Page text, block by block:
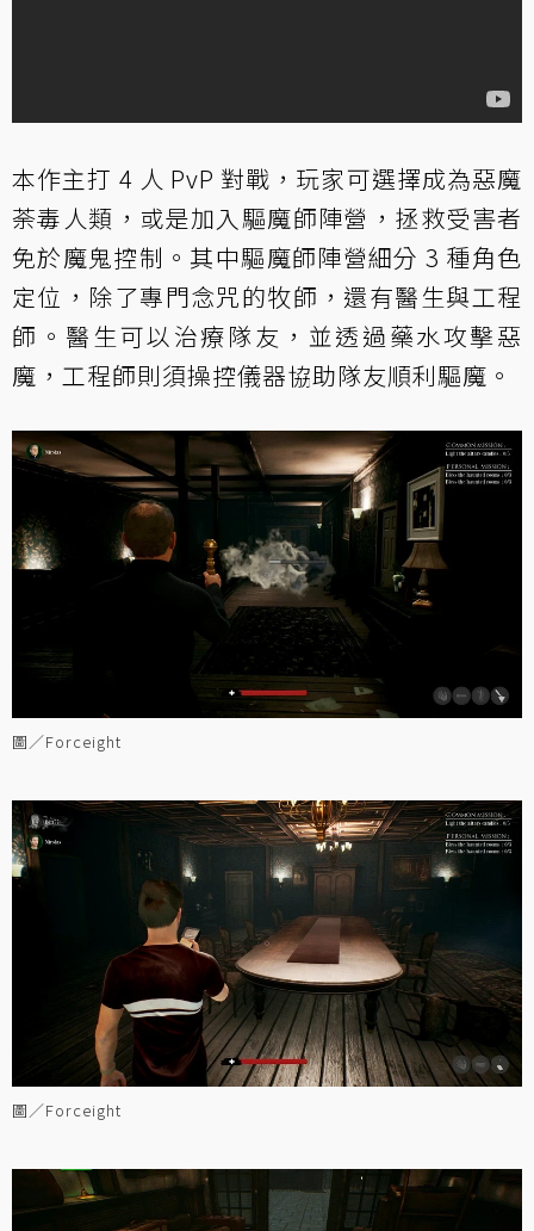
本作主打 4 人 PvP 對戰，玩家可選擇成為惡魔
荼毒人類，或是加入驅魔師陣營，拯救受害者
免於魔鬼控制。其中驅魔師陣營細分 3 種角色
定位，除了專門念咒的牧師，還有醫生與工程
師。醫生可以治療隊友，並透過藥水攻擊惡
魔，工程師則須操控儀器協助隊友順利驅魔。
圖／Forceight
圖／Forceight